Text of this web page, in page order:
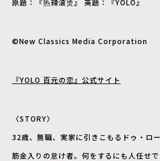
©New Classics Media Corporation
『YOLO 百元の恋』公式サイト
〈STORY〉
32歳、無職、実家に引きこもるドゥ・ロ
筋金入りの怠け者。何をするにも人任せ